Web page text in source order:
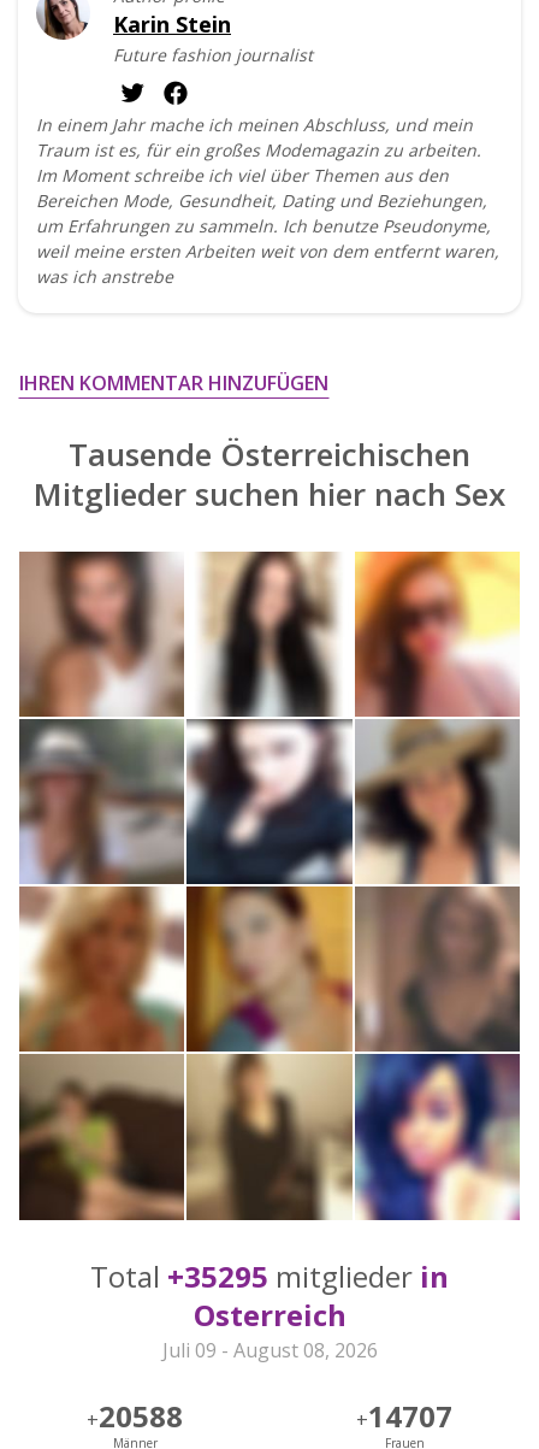
Karin Stein
Future fashion journalist
In einem Jahr mache ich meinen Abschluss, und mein
Traum ist es, für ein großes Modemagazin zu arbeiten.
Im Moment schreibe ich viel über Themen aus den
Bereichen Mode, Gesundheit, Dating und Beziehungen,
um Erfahrungen zu sammeln. Ich benutze Pseudonyme,
weil meine ersten Arbeiten weit von dem entfernt waren,
was ich anstrebe
IHREN KOMMENTAR HINZUFÜGEN
Tausende Österreichischen
Mitglieder suchen hier nach Sex
Total +35295 mitglieder in
Osterreich
Juli 09 - August 08, 2026
+20588
Männer
+14707
Frauen